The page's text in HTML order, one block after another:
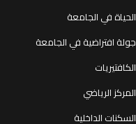
الحياة في الجامعة
جولة افتراضية في الجامعة
الكافتيريات
المركز الرياضي
السكنات الداخلية